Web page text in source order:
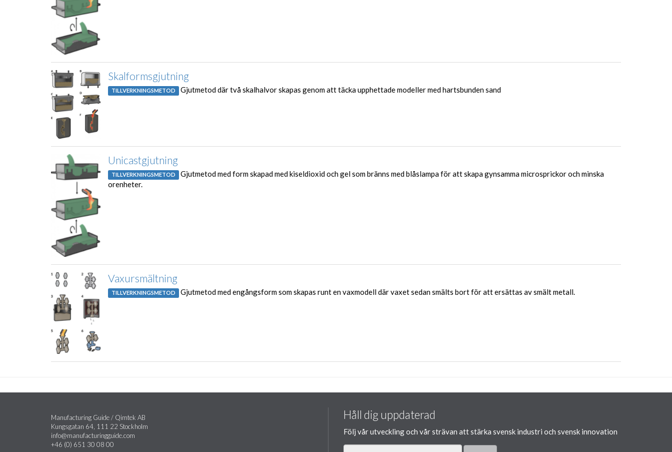
Skalformsgjutning
TILLVERKNINGSMETOD Gjutmetod där två skalhalvor skapas genom att täcka upphettade modeller med hartsbunden sand
Unicastgjutning
TILLVERKNINGSMETOD Gjutmetod med form skapad med kiseldioxid och gel som bränns med blåslampa för att skapa gynsamma microsprickor och minska
orenheter.
Vaxursmältning
TILLVERKNINGSMETOD Gjutmetod med engångsform som skapas runt en vaxmodell där vaxet sedan smälts bort för att ersättas av smält metall.
Manufacturing Guide / Qimtek AB
Kungsgatan 64, 111 22 Stockholm
info@manufacturingguide.com
+46 (0) 651 30 08 00
Håll dig uppdaterad
Följ vår utveckling och vår strävan att stärka svensk industri och svensk innovation